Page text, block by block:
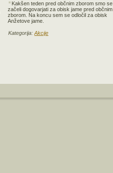
Kakšen teden pred občnim zborom smo se
začeli dogovarjati za obisk jame pred občnim
zborom. Na koncu sem se odločil za obisk
Anžetove jame.
Kategorija:Akcije